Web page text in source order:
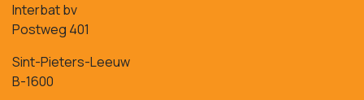
Interbat bv
Postweg 401
Sint-Pieters-Leeuw
B-1600